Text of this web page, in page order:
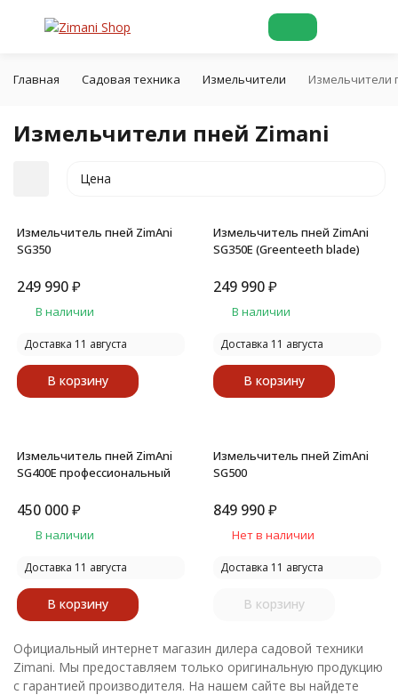
Главная Садовая техника Измельчители Измельчители
Измельчители пней Zimani
Цена
Измельчитель пней ZimAni
SG350
249 990₽
В наличии
Доставка 11 августа
В корзину
Измельчитель пней ZimAni
SG350E (Greenteeth blade)
249 990₽
В наличии
Доставка 11 августа
В корзину
Измельчитель пней ZimAni
SG400E профессиональный
450 000₽
В наличии
Доставка 11 августа
В корзину
Измельчитель пней ZimAni
SG500
849 990₽
Нет в наличии
Доставка 11 августа
В корзину
Официальный интернет магазин дилера садовой техники
Zimani. Мы предоставляем только оригинальную продукцию
с гарантией производителя. На нашем сайте вы найдете